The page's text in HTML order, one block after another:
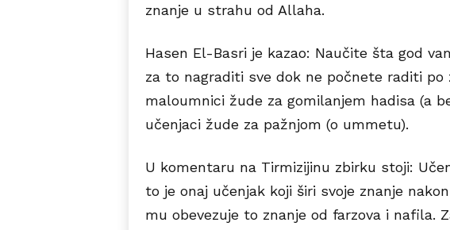
znanje u strahu od Allaha.
Hasen El-Basri je kazao: Naučite šta god
za to nagraditi sve dok ne počnete raditi po
maloumnici žude za gomilanjem hadisa (a
učenjaci žude za pažnjom (o ummetu).
U komentaru na Tirmizijinu zbirku stoji:
to je onaj učenjak koji širi svoje znanje
mu obevezuje to znanje od farzova i nafila.